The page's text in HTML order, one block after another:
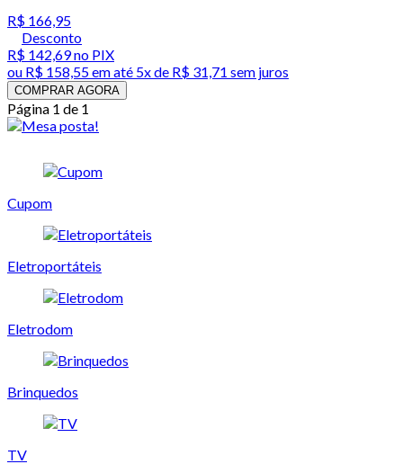
R$ 166,95
Desconto
R$ 142,69no PIX
ou R$ 158,55em até 5x de R$ 31,71 sem juros
COMPRAR AGORA
Página 1 de 1
Cupom
Eletroportáteis
Eletrodom
Brinquedos
TV